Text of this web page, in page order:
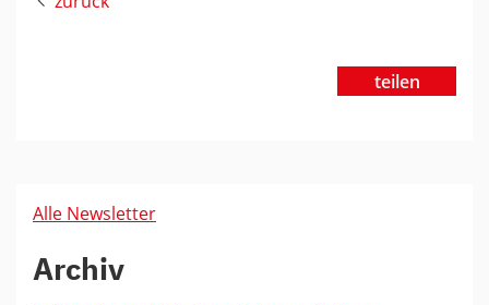
teilen
Alle Newsletter
Archiv